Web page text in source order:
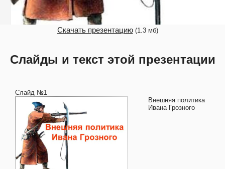
Скачать презентацию(1.3 мб)
Слайды и текст этой презентации
Слайд №1
Внешняя политика
Ивана Грозного